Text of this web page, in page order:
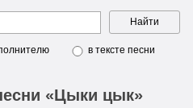
Найти
в тексте песни
«Цыки цык»